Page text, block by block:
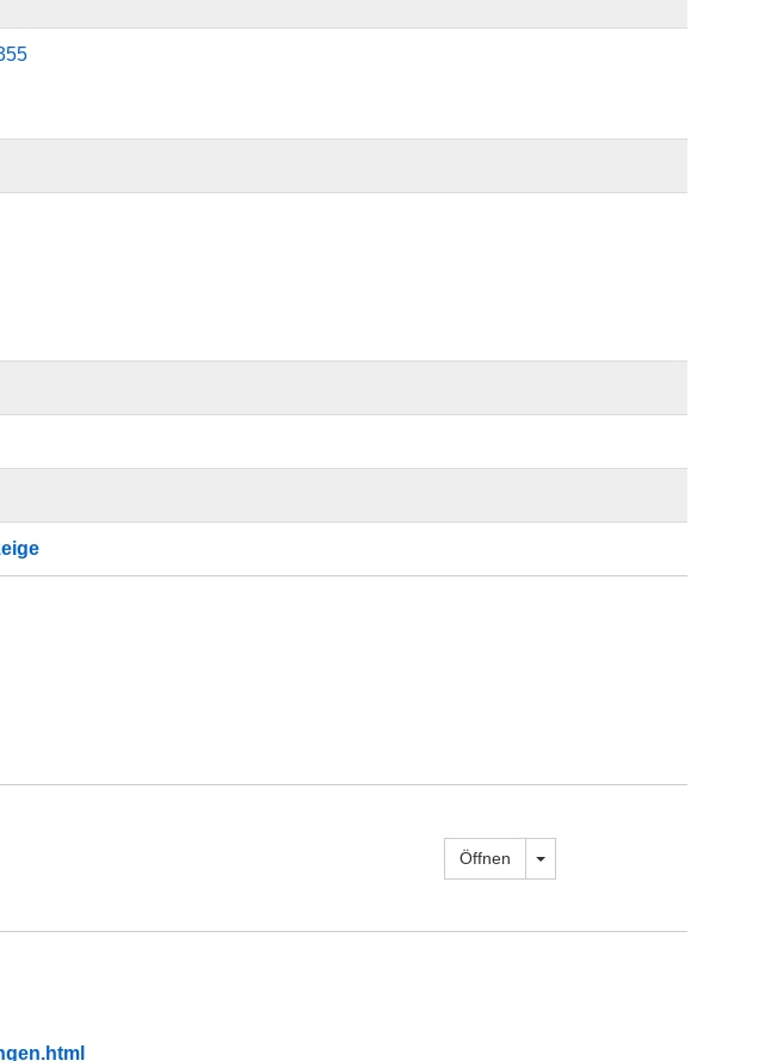
Öffnen Dropdown öffnen